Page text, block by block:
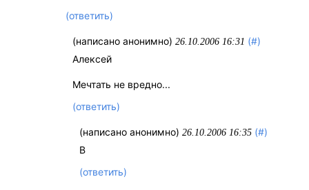
(ответить)
(написано анонимно)26.10.2006 16:31 (#)
Алексей
Мечтать не вредно...
(ответить)
(написано анонимно)26.10.2006 16:35 (#)
В
(ответить)